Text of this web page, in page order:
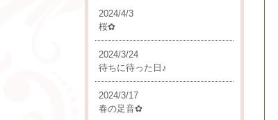
2024/4/3
桜✿
2024/3/24
待ちに待った日♪
2024/3/17
春の足音✿